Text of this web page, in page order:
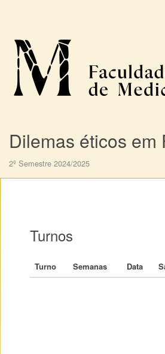
Dilemas éticos em
2º Semestre 2024/2025
Turnos
Turno Semanas Data